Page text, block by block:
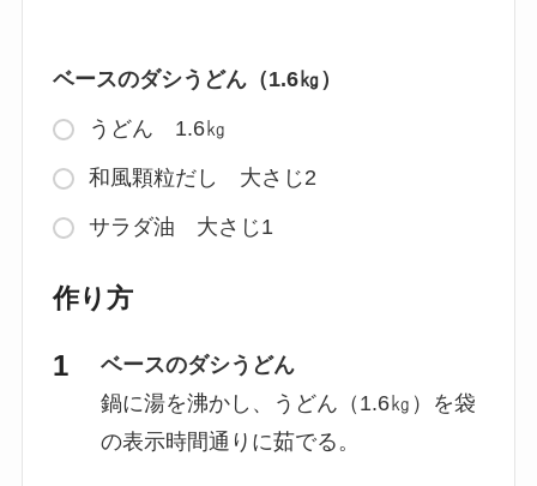
ベースのダシうどん（1.6㎏）
うどん 1.6㎏
和風顆粒だし 大さじ2
サラダ油 大さじ1
作り方
ベースのダシうどん
鍋に湯を沸かし、うどん（1.6㎏）を袋
の表示時間通りに茹でる。